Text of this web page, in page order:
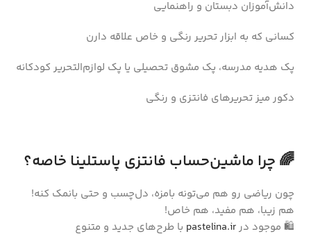
دانش‌آموزان دبستان و راهنمایی
کسانی که به ابزار تحریر رنگی و خاص علاقه دارن
پک هدیه مدرسه، پک مشوق تحصیلی یا پک لوازم‌التحریر کودکانه
دکور میز تحریرهای فانتزی و رنگی
🌈 چرا ماشین‌حساب فانتزی پاستلینا خاصه؟
چون ریاضی رو هم می‌تونه بامزه، دل‌چسب و حتی بانمک کنه!
هم زیبا، هم مفید، هم خاص!
🛍️ موجود در
با طرح‌های جدید و متنوع